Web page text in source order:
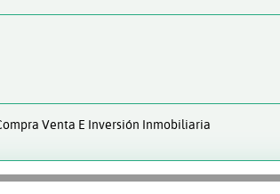
Venta E Inversión Inmobiliaria